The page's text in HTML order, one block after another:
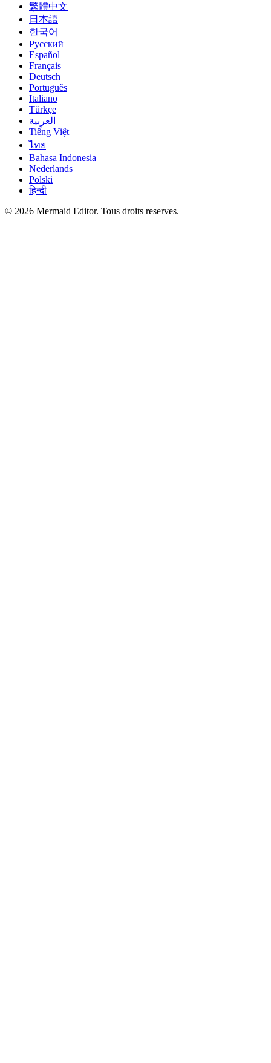
繁體中文
日本語
한국어
Русский
Español
Français
Deutsch
Português
Italiano
Türkçe
العربية
Tiếng Việt
ไทย
Bahasa Indonesia
Nederlands
Polski
हिन्दी
© 2026 Mermaid Editor. Tous droits reserves.